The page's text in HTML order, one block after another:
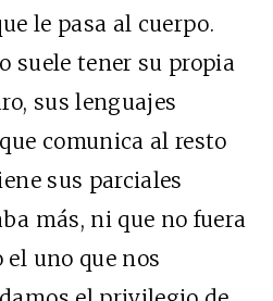
le pasa al cuerpo.
suele tener su propia
sus lenguajes
comunica al resto
sus parciales
más, ni que no fuera
uno que nos